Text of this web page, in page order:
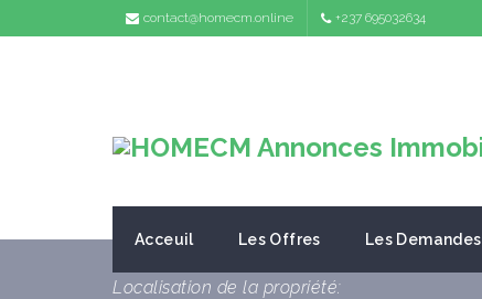
contact@homecm.online +237 695032634
Acceuil Les Offres Les Demandes
Localisation de la propriété: